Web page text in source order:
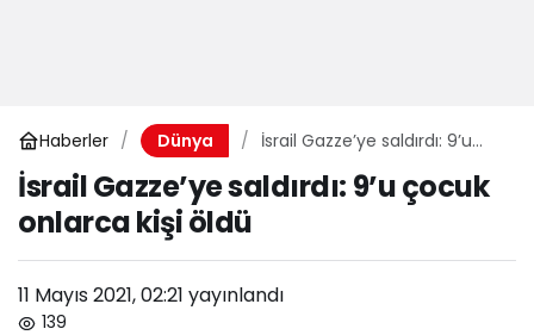
Haberler Dünya
İsrail Gazze’ye saldırdı: 9’u
İsrail Gazze’ye saldırdı: 9’u çocuk
onlarca kişi öldü
11 Mayıs 2021, 02:21 yayınlandı
139